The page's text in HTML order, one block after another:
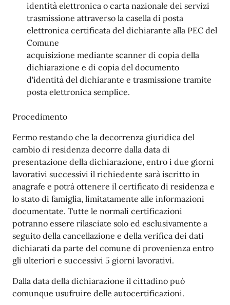
identità elettronica o carta nazionale dei servizi
trasmissione attraverso la casella di posta
elettronica certificata del dichiarante alla PEC del
Comune
acquisizione mediante scanner di copia della
dichiarazione e di copia del documento
d'identità del dichiarante e trasmissione tramite
posta elettronica semplice.
Procedimento
Fermo restando che la decorrenza giuridica del
cambio di residenza decorre dalla data di
presentazione della dichiarazione, entro i due giorni
lavorativi successivi il richiedente sarà iscritto in
anagrafe e potrà ottenere il certificato di residenza e
lo stato di famiglia, limitatamente alle informazioni
documentate. Tutte le normali certificazioni
potranno essere rilasciate solo ed esclusivamente a
seguito della cancellazione e della verifica dei dati
dichiarati da parte del comune di provenienza entro
gli ulteriori e successivi 5 giorni lavorativi.
Dalla data della dichiarazione il cittadino può
comunque usufruire delle autocertificazioni.